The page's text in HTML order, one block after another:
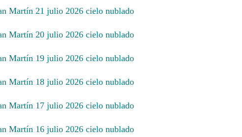
Martín 21 julio 2026 cielo nublado
Martín 20 julio 2026 cielo nublado
Martín 19 julio 2026 cielo nublado
Martín 18 julio 2026 cielo nublado
Martín 17 julio 2026 cielo nublado
Martín 16 julio 2026 cielo nublado